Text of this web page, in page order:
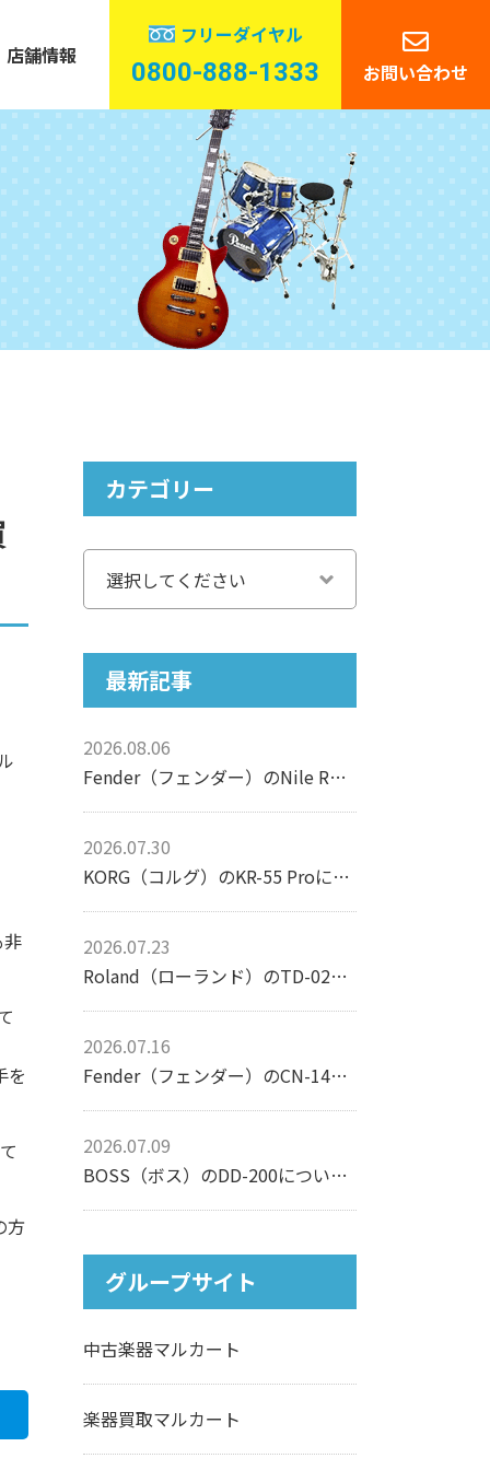
店舗情報
フリーダイヤル
0800-888-1333 お問い合わせ
を
方
カテゴリー
最新記事
2026.08.06
Fender（フェンダー）のNile Rodgers Hitmaker Stratocasterについて【エレキギター】
2026.07.30
KORG（コルグ）のKR-55 Proについて【リズムマシン】
2026.07.23
Roland（ローランド）のTD-02Kについて【電子ドラム】
2026.07.16
Fender（フェンダー）のCN-140SCEについて【アコースティックギター】
2026.07.09
BOSS（ボス）のDD-200について【エフェクター】
グループサイト
中古楽器マルカート
楽器買取マルカート